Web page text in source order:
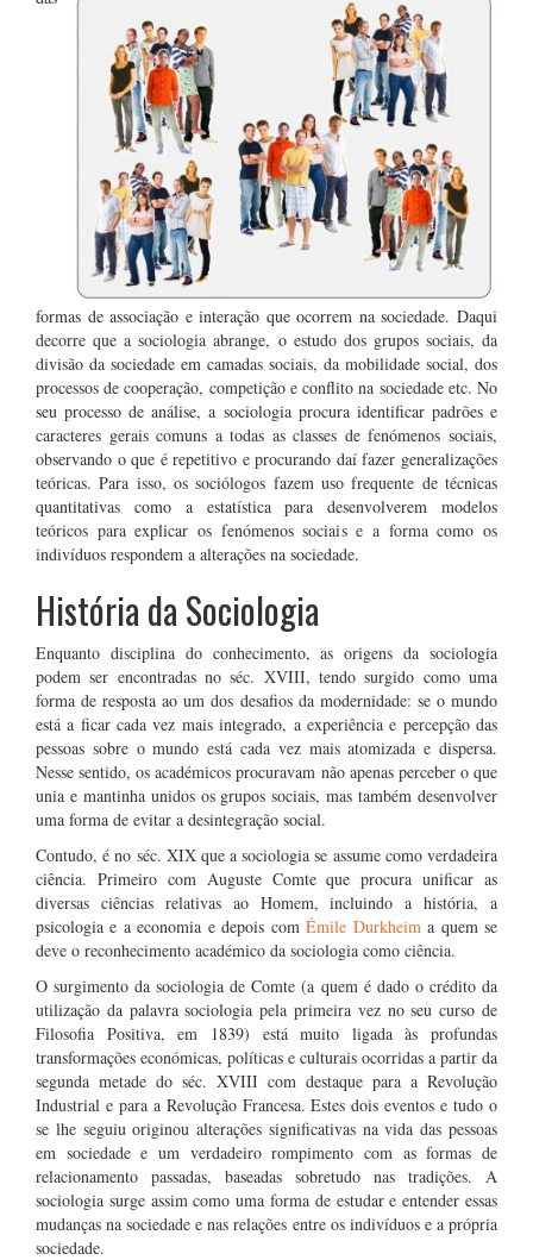
formas de associação e interação que ocorrem na sociedade. Daqui
decorre que a sociologia abrange, o estudo dos grupos sociais, da
divisão da sociedade em camadas sociais, da mobilidade social, dos
processos de cooperação, competição e conflito na sociedade etc. No
seu processo de análise, a sociologia procura identificar padrões e
caracteres gerais comuns a todas as classes de fenómenos sociais,
observando o que é repetitivo e procurando daí fazer generalizações
teóricas. Para isso, os sociólogos fazem uso frequente de técnicas
quantitativas como a estatística para desenvolverem modelos
teóricos para explicar os fenómenos sociais e a forma como os
indivíduos respondem a alterações na sociedade.
História da Sociologia
Enquanto disciplina do conhecimento, as origens da sociologia
podem ser encontradas no séc. XVIII, tendo surgido como uma
forma de resposta ao um dos desafios da modernidade: se o mundo
está a ficar cada vez mais integrado, a experiência e percepção das
pessoas sobre o mundo está cada vez mais atomizada e dispersa.
Nesse sentido, os académicos procuravam não apenas perceber o que
unia e mantinha unidos os grupos sociais, mas também desenvolver
uma forma de evitar a desintegração social.
Contudo, é no séc. XIX que a sociologia se assume como verdadeira
ciência. Primeiro com Auguste Comte que procura unificar as
diversas ciências relativas ao Homem, incluindo a história, a
psicologia e a economia e depois comÉmile Durkheima quem se
deve o reconhecimento académico da sociologia como ciência.
O surgimento da sociologia de Comte (a quem é dado o crédito da
utilização da palavra sociologia pela primeira vez no seu curso de
Filosofia Positiva, em 1839) está muito ligada às profundas
transformações económicas, políticas e culturais ocorridas a partir da
segunda metade do séc. XVIII com destaque para a Revolução
Industrial e para a Revolução Francesa. Estes dois eventos e tudo o
se lhe seguiu originou alterações significativas na vida das pessoas
em sociedade e um verdadeiro rompimento com as formas de
relacionamento passadas, baseadas sobretudo nas tradições. A
sociologia surge assim como uma forma de estudar e entender essas
mudanças na sociedade e nas relações entre os indivíduos e a própria
sociedade.